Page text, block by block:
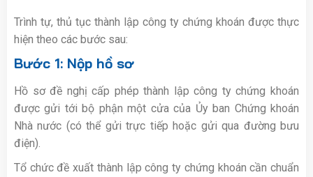
Trình tự, thủ tục thành lập công ty chứng khoán được thực
hiện theo các bước sau:
Bước 1: Nộp hồ sơ
Hồ sơ đề nghị cấp phép thành lập công ty chứng khoán
được gửi tới bộ phận một cửa của Ủy ban Chứng khoán
Nhà nước (có thể gửi trực tiếp hoặc gửi qua đường bưu
điện).
Tổ chức đề xuất thành lập công ty chứng khoán cần chuẩn